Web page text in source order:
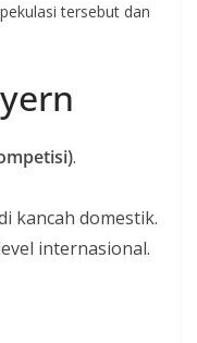
tersebut dan
.
kancah domestik.
internasional.